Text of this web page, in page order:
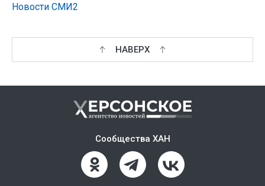
Новости СМИ2
НАВЕРХ
Сообщества ХАН